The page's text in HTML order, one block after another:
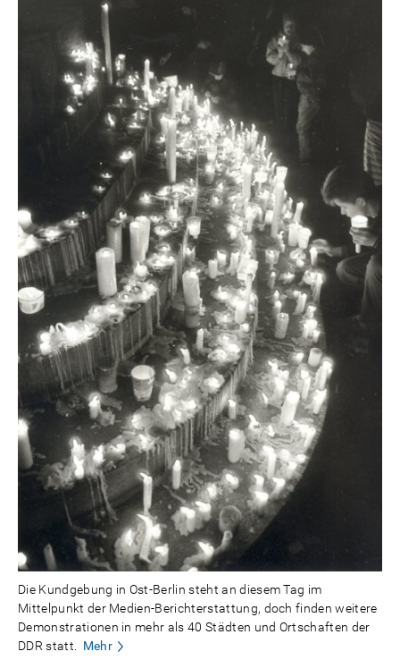
Die Kundgebung in Ost-Berlin steht an diesem Tag im
Mittelpunkt der Medien-Berichterstattung, doch finden weitere
Demonstrationen in mehr als 40 Städten und Ortschaften der
DDR statt. Mehr